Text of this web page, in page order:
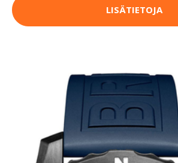
LISÄTIETOJA